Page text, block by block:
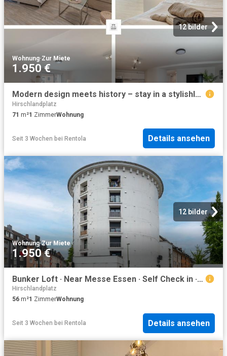
12 bilder
Wohnung·Zur Miete
1.950 €
Modern design meets history – stay in a stylishly converted World War II bunker!, Essen Amsterdam Apartments for Rent
Hirschlandplatz
71 m²1 ZimmerWohnung
Seit 3 Wochen bei Rentola Details ansehen
12 bilder
Wohnung·Zur Miete
1.950 €
Bunker Loft · Near Messe Essen · Self Check in · Close to DUS Airport · Free Wi Fi, Essen Amsterdam Apartments for Rent
Hirschlandplatz
56 m²1 ZimmerWohnung
Seit 3 Wochen bei Rentola Details ansehen